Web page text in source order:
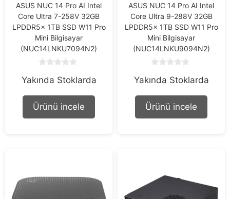
ASUS NUC 14 Pro AI Intel
Core Ultra 7-258V 32GB
LPDDR5x 1TB SSD W11 Pro
Mini Bilgisayar
(NUC14LNKU7094N2)
o
t
f
Yakında Stoklarda
Ürünü incele
ASUS NUC 14 Pro AI Intel
Core Ultra 9-288V 32GB
LPDDR5x 1TB SSD W11 Pro
Mini Bilgisayar
(NUC14LNKU9094N2)
o
t
f
Yakında Stoklarda
Ürünü incele